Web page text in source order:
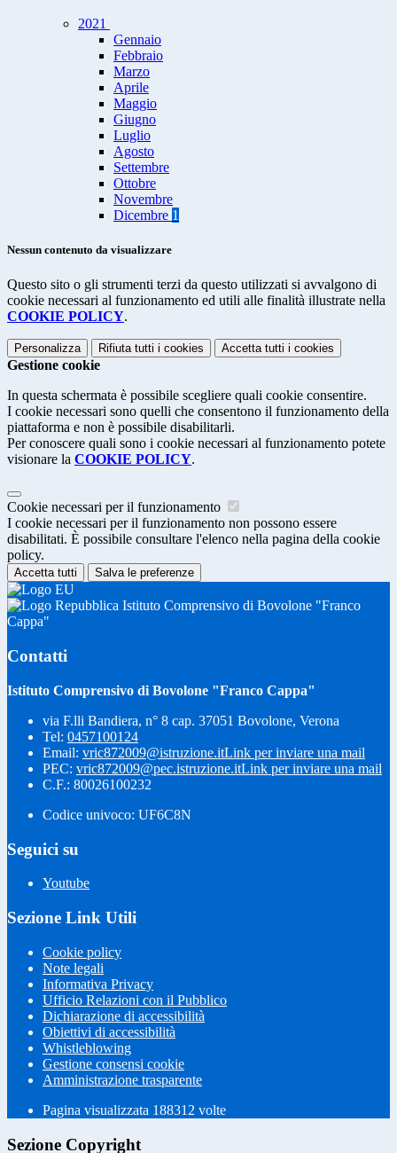
2021
Gennaio
Febbraio
Marzo
Aprile
Maggio
Giugno
Luglio
Agosto
Settembre
Ottobre
Novembre
Dicembre 1
Nessun contenuto da visualizzare
Questo sito o gli strumenti terzi da questo utilizzati si avvalgono di
cookie necessari al funzionamento ed utili alle finalità illustrate nella
COOKIE POLICY.
Personalizza Rifiuta tutti i cookies Accetta tutti i cookies
Gestione cookie
In questa schermata è possibile scegliere quali cookie consentire.
I cookie necessari sono quelli che consentono il funzionamento della
piattaforma e non è possibile disabilitarli.
Per conoscere quali sono i cookie necessari al funzionamento potete
visionare la COOKIE POLICY.
Cookie necessari per il funzionamento
I cookie necessari per il funzionamento non possono essere
disabilitati. È possibile consultare l'elenco nella pagina della cookie
policy.
Accetta tutti Salva le preferenze
Istituto Comprensivo di Bovolone "Franco
Cappa"
Contatti
Istituto Comprensivo di Bovolone "Franco Cappa"
via F.lli Bandiera, n° 8 cap. 37051 Bovolone, Verona
Tel: 0457100124
Email: vric872009@istruzione.itLink per inviare una mail
PEC: vric872009@pec.istruzione.itLink per inviare una mail
C.F.: 80026100232
Codice univoco: UF6C8N
Seguici su
Youtube
Sezione Link Utili
Cookie policy
Note legali
Informativa Privacy
Ufficio Relazioni con il Pubblico
Dichiarazione di accessibilità
Obiettivi di accessibilità
Whistleblowing
Gestione consensi cookie
Amministrazione trasparente
Pagina visualizzata 188312 volte
Sezione Copyright